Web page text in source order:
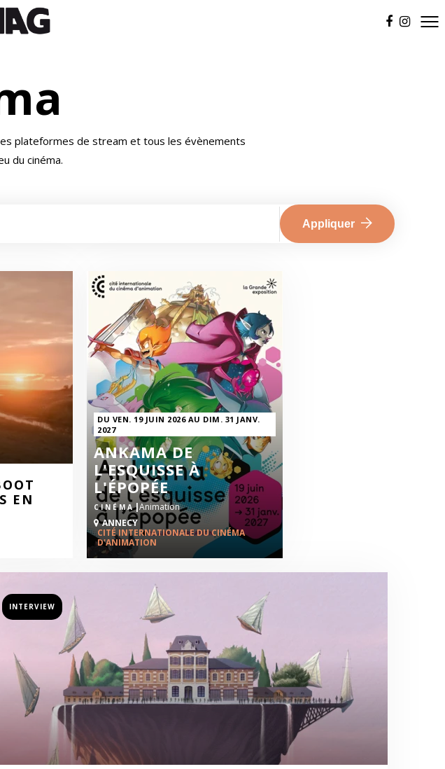
plateformes de stream et tous les évènements
du cinéma.
Appliquer
EN
DU VEN. 19 JUIN 2026 AU DIM. 31 JANV.
2027
ANKAMA DE
L'ESQUISSE À
L'ÉPOPÉE
CINÉMA|Animation
ANNECY
CITÉ INTERNATIONALE DU CINÉMA
D'ANIMATION
INTERVIEW